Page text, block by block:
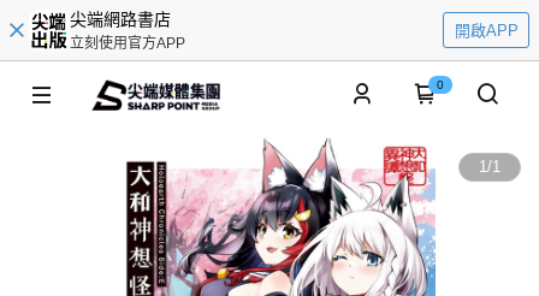
尖端網路書店
立刻使用官方APP
開啟APP
0
1/1